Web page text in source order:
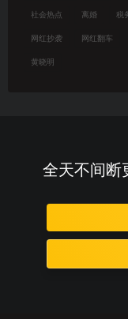
社会热点 离婚 税
网红抄袭 网红翻车
黄晓明
全天不间断